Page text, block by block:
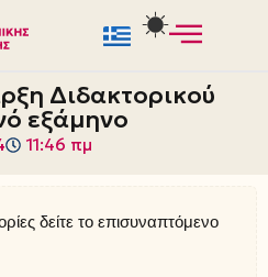
Διδακτορικού
εξάμηνο
11:46 πμ
δείτε το επισυναπτόμενο